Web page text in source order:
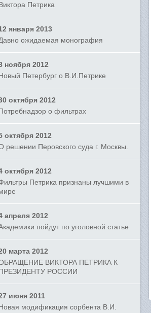
Петрика
января 2013
ожидаемая монография
ноября 2012
Петербург о В.И.Петрике
октября 2012
о фильтрах
октября 2012
решении Перовского суда г. Москвы.
октября 2012
Петрика признаны лучшими в
апреля 2012
пойдут по уголовной статье
марта 2012
ВИКТОРА ПЕТРИКА К
РОССИИ
июня 2011
модификация сорбента В.И.